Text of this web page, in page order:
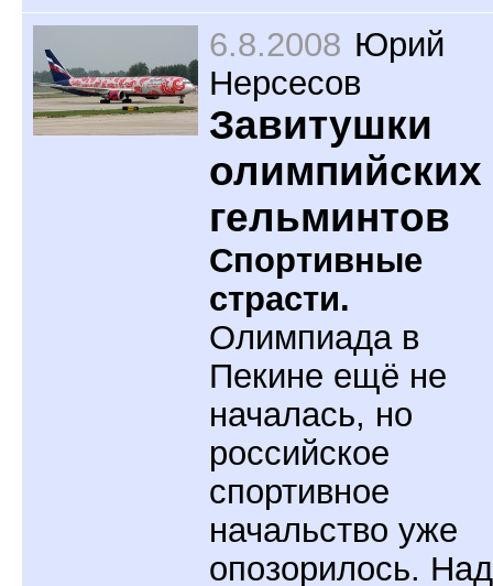
6.8.2008 Юрий
Нерсесов
Завитушки
олимпийских
гельминтов
Спортивные
страсти.
Олимпиада в
Пекине ещё не
началась, но
российское
спортивное
начальство уже
опозорилось.